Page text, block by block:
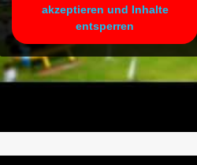
akzeptieren und Inhalte
entsperren